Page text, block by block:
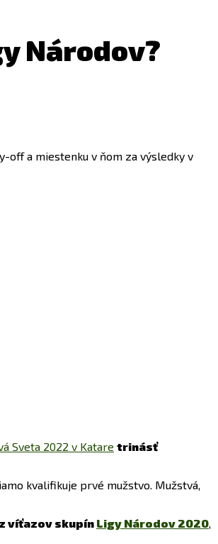
Národov?
off a miestenku v ňom za výsledky v
Sveta 2022 v Katare trinásť
kvalifikuje prvé mužstvo. Mužstvá,
víťazov skupín Ligy Národov 2020,